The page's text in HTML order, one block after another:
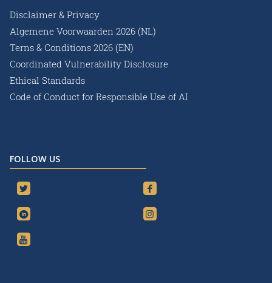
Disclaimer & Privacy
Algemene Voorwaarden 2026 (NL)
Terns & Conditions 2026 (EN)
Coordinated Vulnerability Disclosure
Ethical Standards
Code of Conduct for Responsible Use of AI
FOLLOW US